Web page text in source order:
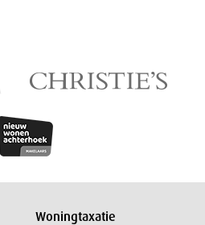
Woningtaxatie